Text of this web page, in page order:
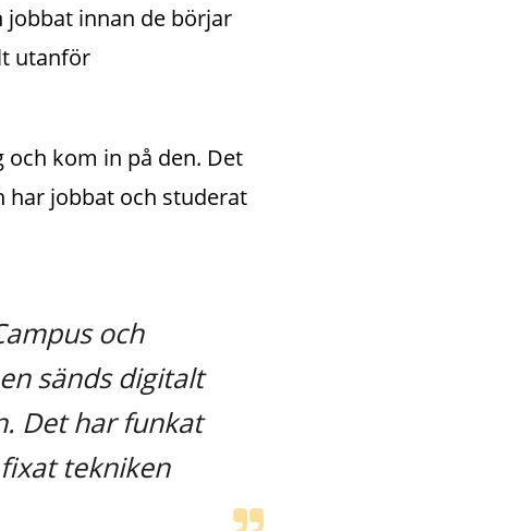
jobbat innan de börjar
utanför
kom in på den. Det
har jobbat och studerat
och
sänds digitalt
Det har funkat
tekniken